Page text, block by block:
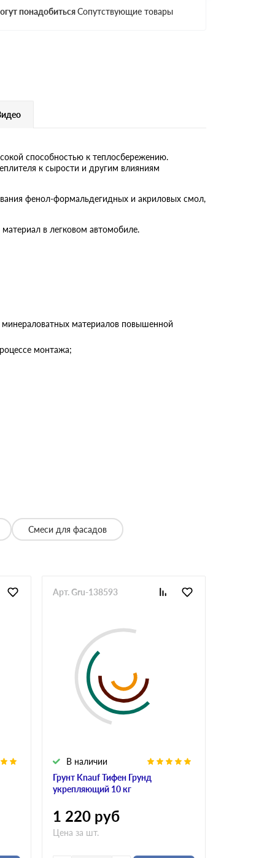
понадобитьсяСопутствующие товары
способностью к теплосбережению.
к сырости и другим влияниям
фенол-формальдегидных и акриловых смол,
в легковом автомобиле.
материалов повышенной
монтажа;
Смеси для фасадов
Грунт Knauf Тифен Грунд
укрепляющий 10 кг
В наличии
Арт. Gru-138593
1 220 руб
Цена за шт.